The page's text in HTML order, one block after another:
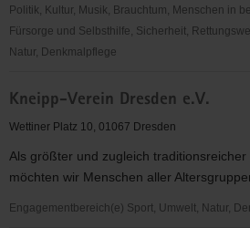
e.V.
Politik, Kultur, Musik, Brauchtum, Menschen in
Fürsorge und Selbsthilfe, Sicherheit,
Natur, Denkmalpflege
e.V.
Kneipp-Verein Dresden e.V.
Wettiner Platz 10, 01067 Dresden
Als größter und zugleich
möchten wir Menschen aller
Engagementbereich(e) Sport, Umwelt, Natur,